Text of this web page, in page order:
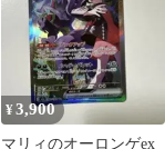
¥3,900
マリィのオーロンゲex